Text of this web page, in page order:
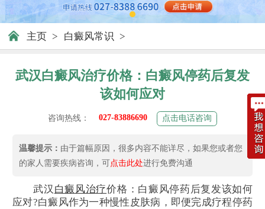
主页 > 白癜风常识 >
武汉白癜风治疗价格：白癜风停药后复发
该如何应对
咨询热线： 027-83886690 点击电话咨询
温馨提示： 由于篇幅原因，很多内容不能详尽，如果您或者您
的家人需要疾病咨询，可点击此处进行免费沟通
武汉 白癜风治疗价格：白癜风停药后复发该如何
应对?白癜风作为一种慢性皮肤病，即便完成疗程停药